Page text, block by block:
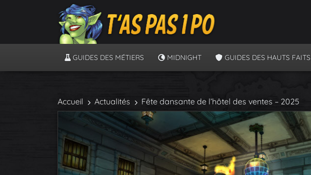
GUIDES DES MÉTIERS MIDNIGHT GUIDES DES HAUTS FAITS
Accueil Actualités Fête dansante de l’hôtel des ventes – 2025